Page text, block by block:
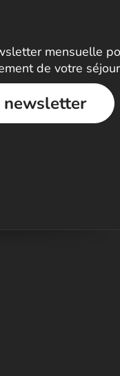
mensuelle
de votre
newsletter